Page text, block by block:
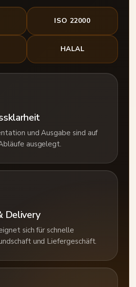
ISO 22000
HALAL
und Ausgabe sind auf
ausgelegt.
Delivery
sich für schnelle
und Liefergeschäft.